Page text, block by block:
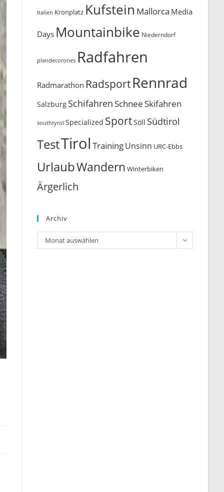
Italien Kronplatz Kufstein Mallorca Media
Days Mountainbike Niederndorf
plandecorones Radfahren
Radmarathon RadsportRennrad
Salzburg Schifahren Schnee Skifahren
southtyrol Specialized SportSöll Südtirol
TestTirol TrainingUnsinn URC-Ebbs
UrlaubWandern Winterbiken
Ärgerlich
Archiv
Archiv
Monat auswählen